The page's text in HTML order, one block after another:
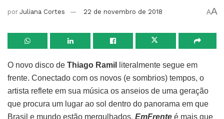
por Juliana Cortes 22 de novembro de 2018 AA
O novo disco de Thiago Ramil
literalmente segue em
frente. Conectado com os novos (e sombrios) tempos, o
artista reflete em sua música os anseios de uma geração
que procura um lugar ao sol dentro do panorama em que
Brasil e mundo estão mergulhados. EmFrente é mais que